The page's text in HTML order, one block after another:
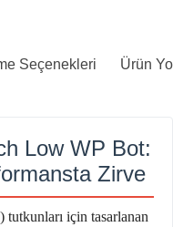
Seçenekleri Ürün
Low WP Bot:
Zirve
tutkunları için tasarlanan